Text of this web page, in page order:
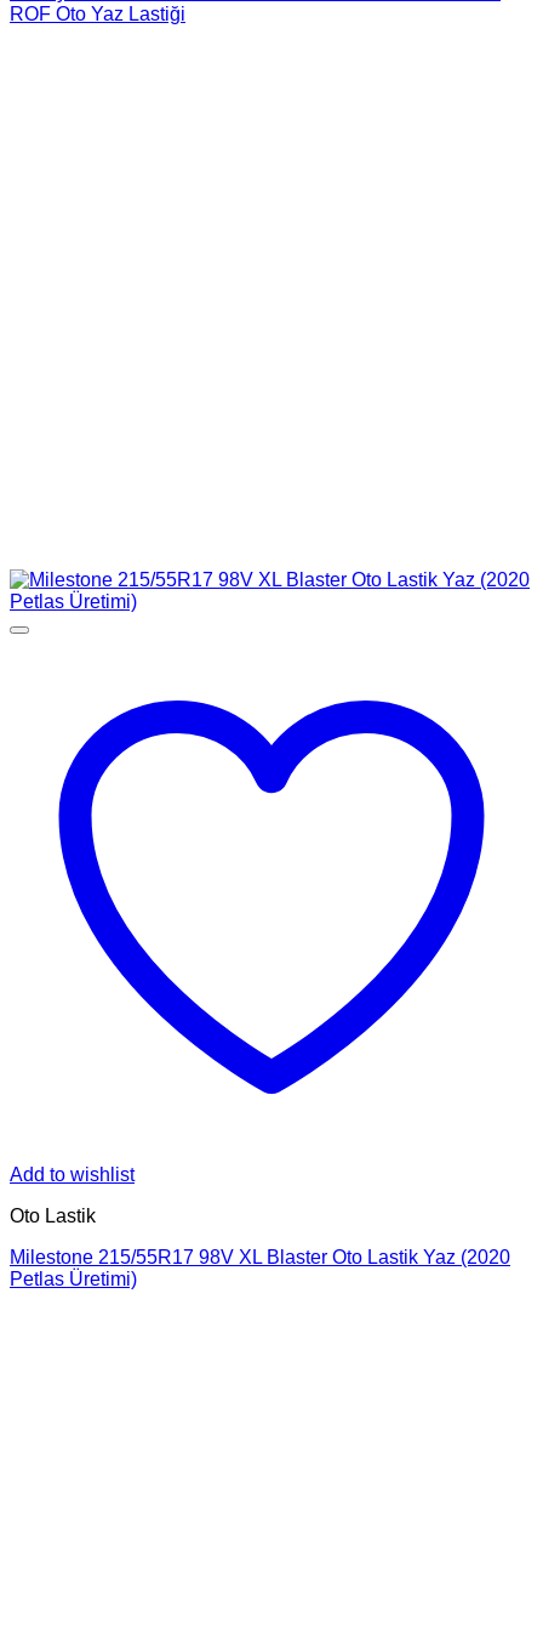
ROF Oto Yaz Lastiği
Add to wishlist
Oto Lastik
Milestone 215/55R17 98V XL Blaster Oto Lastik Yaz (2020
Petlas Üretimi)